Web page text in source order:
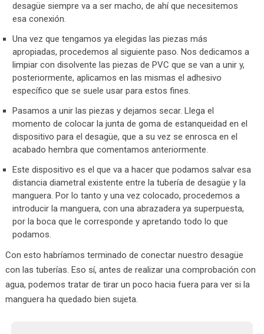
desagüe siempre va a ser macho, de ahí que necesitemos
esa conexión.
Una vez que tengamos ya elegidas las piezas más
apropiadas, procedemos al siguiente paso. Nos dedicamos a
limpiar con disolvente las piezas de PVC que se van a unir y,
posteriormente, aplicamos en las mismas el adhesivo
específico que se suele usar para estos fines.
Pasamos a unir las piezas y dejamos secar. Llega el
momento de colocar la junta de goma de estanqueidad en el
dispositivo para el desagüe, que a su vez se enrosca en el
acabado hembra que comentamos anteriormente.
Este dispositivo es el que va a hacer que podamos salvar esa
distancia diametral existente entre la tubería de desagüe y la
manguera. Por lo tanto y una vez colocado, procedemos a
introducir la manguera, con una abrazadera ya superpuesta,
por la boca que le corresponde y apretando todo lo que
podamos.
Con esto habríamos terminado de conectar nuestro desagüe
con las tuberías. Eso sí, antes de realizar una comprobación con
agua, podemos tratar de tirar un poco hacia fuera para ver si la
manguera ha quedado bien sujeta.